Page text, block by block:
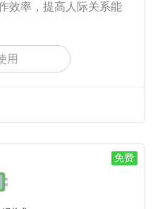
效率，提高人际关系能
用
免费